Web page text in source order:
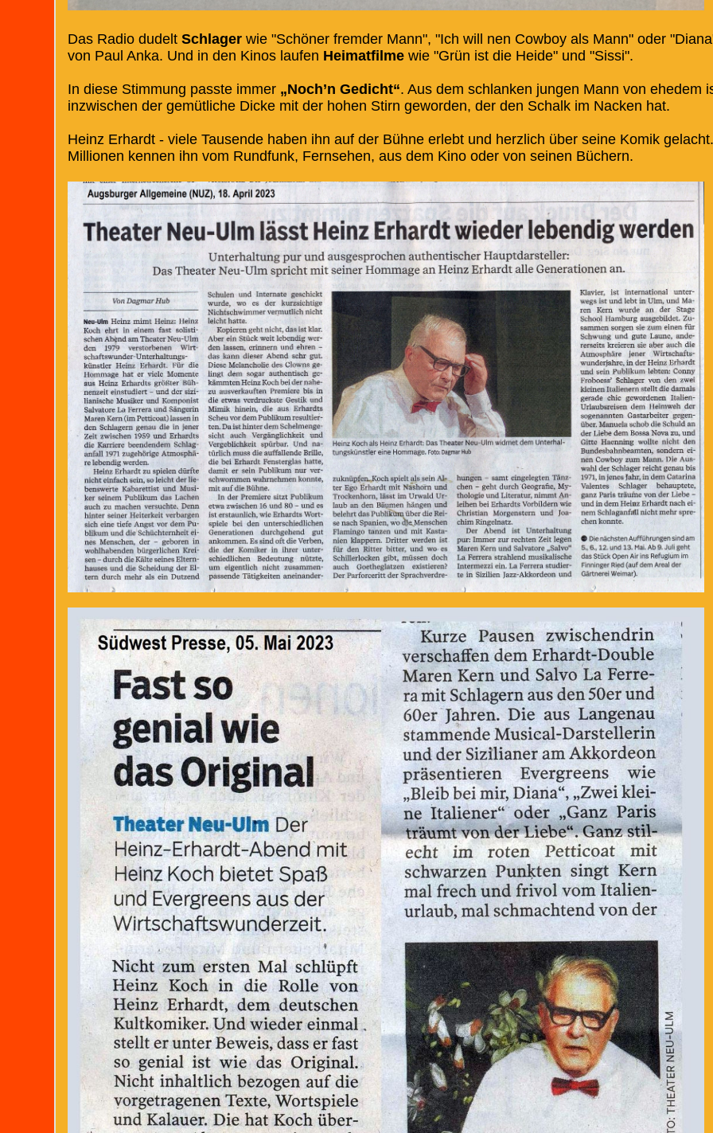
Das Radio dudelt Schlager wie "Schöner fremder Mann", "Ich will nen Cowboy als Mann" oder
von Paul Anka. Und in den Kinos laufen Heimatfilme wie "Grün ist die Heide" und "Sissi".
In diese Stimmung passte immer „Noch’n Gedicht“. Aus dem schlanken jungen Mann von ehedem
inzwischen der gemütliche Dicke mit der hohen Stirn geworden, der den Schalk im Nacken hat.
Heinz Erhardt - viele Tausende haben ihn auf der Bühne erlebt und herzlich über seine Komik gelacht.
Millionen kennen ihn vom Rundfunk, Fernsehen, aus dem Kino oder von seinen Büchern.